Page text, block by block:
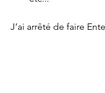
J’ai arrêté de faire